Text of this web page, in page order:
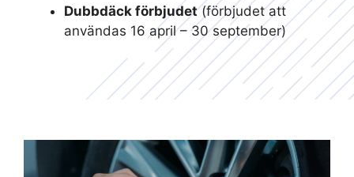
Dubbdäck förbjudet(förbjudet att
användas 16 april – 30 september)